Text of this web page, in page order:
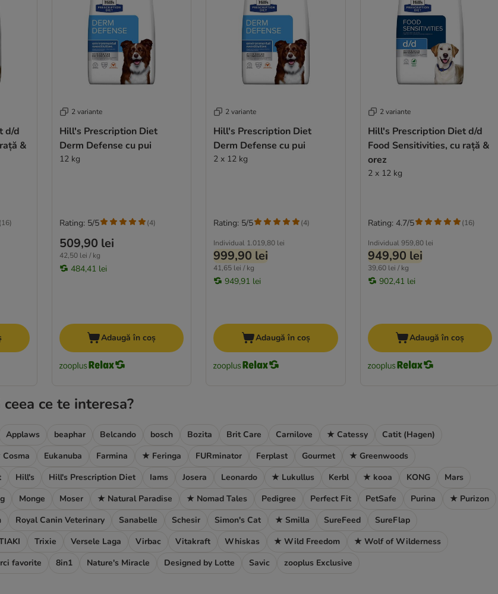
d/d
&
(16)
2 variante
Hill's Prescription Diet
Derm Defense cu pui
12 kg
509,90 lei
42,50 lei / kg
484,41 lei
Rating: 5/5 (4)
Adaugă în coș
2 variante
Hill's Prescription Diet
Derm Defense cu pui
2 x 12 kg
Individual 1.019,80 lei
999,90 lei
41,65 lei / kg
949,91 lei
Rating: 5/5 (4)
Adaugă în coș
2 variante
Hill's Prescription Diet d/d
Food Sensitivities, cu rață &
orez
2 x 12 kg
Individual 959,80 lei
949,90 lei
39,60 lei / kg
902,41 lei
Rating: 4.7/5 (16)
Adaugă în coș
ce te interesa?
Applaws beaphar Belcando bosch Bozita Brit Care Carnilove ★ Catessy
Catit (Hagen)
Eukanuba Farmina ★ Feringa FURminator Ferplast Gourmet
★ Greenwoods
Hill's Hill's Prescription Diet Iams Josera Leonardo ★ Lukullus Kerbl ★ kooa KONG
Mars
Monge Moser ★ Natural Paradise ★ Nomad Tales Pedigree Perfect Fit PetSafe Purina
★ Purizon
Royal Canin Veterinary Sanabelle Schesir Simon's Cat ★ Smilla SureFeed
SureFlap
Trixie Versele Laga Virbac Vitakraft Whiskas ★ Wild Freedom
★ Wolf of Wilderness
favorite 8in1 Nature's Miracle Designed by Lotte Savic zooplus Exclusive